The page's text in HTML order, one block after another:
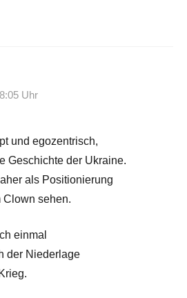
Uhr
und egozentrisch,
Geschichte der Ukraine.
als Positionierung
Clown sehen.
einmal
der Niederlage